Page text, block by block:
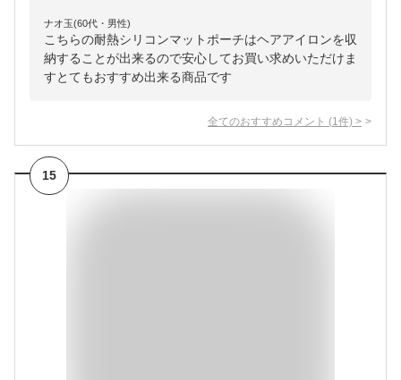
ナオ玉(60代・男性)
こちらの耐熱シリコンマットポーチはヘアアイロンを収
納することが出来るので安心してお買い求めいただけま
すとてもおすすめ出来る商品です
全てのおすすめコメント (1 件) >
15